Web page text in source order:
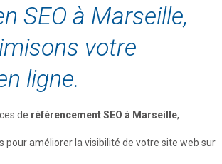
SEO à Marseille,
votre
ligne.
de référencement SEO à Marseille,
pour améliorer la visibilité de votre site web sur